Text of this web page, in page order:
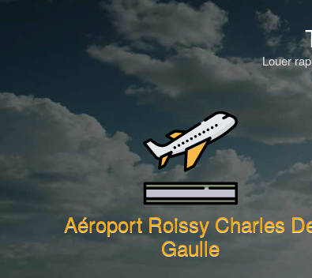
Louer
Aéroport Roissy Charles
Gaulle